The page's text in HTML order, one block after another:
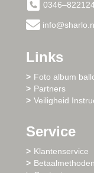
Links
Foto album
Partners
Veiligheid
Service
Klantenservice
Betaalmethoden